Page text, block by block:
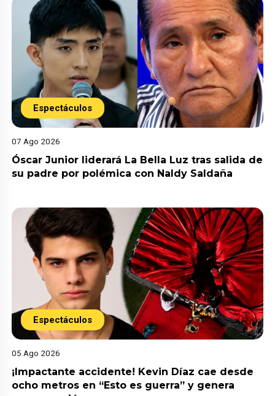
Espectáculos
07 Ago 2026
Óscar Junior liderará La Bella Luz tras salida de
su padre por polémica con Naldy Saldaña
Espectáculos
05 Ago 2026
¡Impactante accidente! Kevin Díaz cae desde
ocho metros en “Esto es guerra” y genera